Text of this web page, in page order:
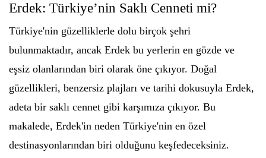
Erdek: Türkiye’nin Saklı Cenneti mi?
Türkiye'nin güzelliklerle dolu birçok şehri
bulunmaktadır, ancak Erdek bu yerlerin en gözde ve
eşsiz olanlarından biri olarak öne çıkıyor. Doğal
güzellikleri, benzersiz plajları ve tarihi dokusuyla Erdek,
adeta bir saklı cennet gibi karşımıza çıkıyor. Bu
makalede, Erdek'in neden Türkiye'nin en özel
destinasyonlarından biri olduğunu keşfedeceksiniz.